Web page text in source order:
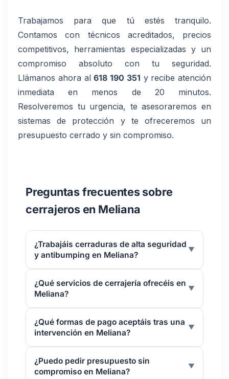
Trabajamos para que tú estés tranquilo.
Contamos con técnicos acreditados, precios
competitivos, herramientas especializadas y un
compromiso absoluto con tu seguridad.
Llámanos ahora al618 190 351 y recibe atención
inmediata en menos de 20 minutos.
Resolveremos tu urgencia, te asesoraremos en
sistemas de protección y te ofreceremos un
presupuesto cerrado y sin compromiso.
Preguntas frecuentes sobre
cerrajeros en Meliana
¿Trabajáis cerraduras de alta seguridad
y antibumping en Meliana?
▼
¿Qué servicios de cerrajería ofrecéis en
Meliana?
▼
¿Qué formas de pago aceptáis tras una
intervención en Meliana?
▼
¿Puedo pedir presupuesto sin
compromiso en Meliana?
▼